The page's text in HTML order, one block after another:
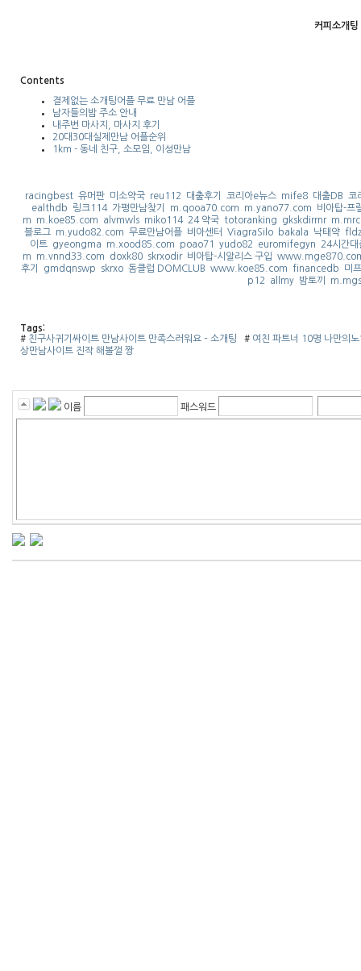
커피소개팅
Contents
결제없는 소개팅어플 무료 만남 어플
남자들의밤 주소 안내
내주변 마사지, 마사지 후기
20대30대실제만남 어플순위
1km - 동네 친구, 소모임, 이성만남
racingbest 유머판 미소약국 reu112 대출후기 코리아e뉴스 mife8 대출DB 코
ealthdb
링크114 가평만남찾기 m.qooa70.com m.yano77.com
비아탑-프
m
m.koe85.com alvmwls miko114 24 약국 totoranking gkskdirrnr
블로그
m.yudo82.com 무료만남어플 비아센터 ViagraSilo bakala 낙태약
이트
gyeongma m.xood85.com poao71 yudo82 euromifegyn
24시간대
m
m.vnnd33.com doxk80 skrxodir 비아탑-시알리스 구입
후기
gmdqnswp skrxo 돔클럽 DOMCLUB www.koe85.com financedb
미
p12
allmy 밤토끼
Tags:
# 친구사귀기싸이트 만남사이트 만족스러워요 – 소개팅 # 여친 파트너 10명 나만의
상만남사이트 진작 해볼껄 짱
이름 패스워드